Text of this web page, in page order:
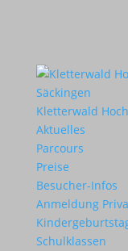
Kletterwald
Aktuelles
Parcours
Preise
Besucher-Infos
Anmeldung
Schulklassen